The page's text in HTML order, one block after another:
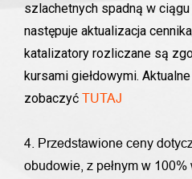
szlachetnych spadną w ciągu
następuje aktualizacja
katalizatory rozliczane są
kursami giełdowymi.
zobaczyć TUTAJ
4. Przedstawione ceny
obudowie, z pełnym w 100%